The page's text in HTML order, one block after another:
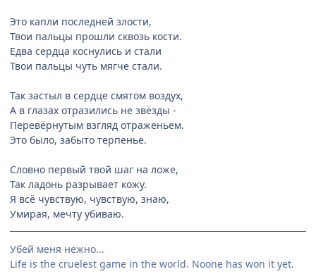
Это капли последней злости,
Твои пальцы прошли сквозь кости.
Едва сердца коснулись и стали
Твои пальцы чуть мягче стали.
Так застыл в сердце смятом воздух,
А в глазах отразились не звёзды -
Перевёрнутым взгляд отраженьем.
Это было, забыто терпенье.
Словно первый твой шаг на ложе,
Так ладонь разрывает кожу.
Я всё чувствую, чувствую, знаю,
Умирая, мечту убиваю.
Убей меня нежно...
Life is the cruelest game in the world. Noone has won it yet.